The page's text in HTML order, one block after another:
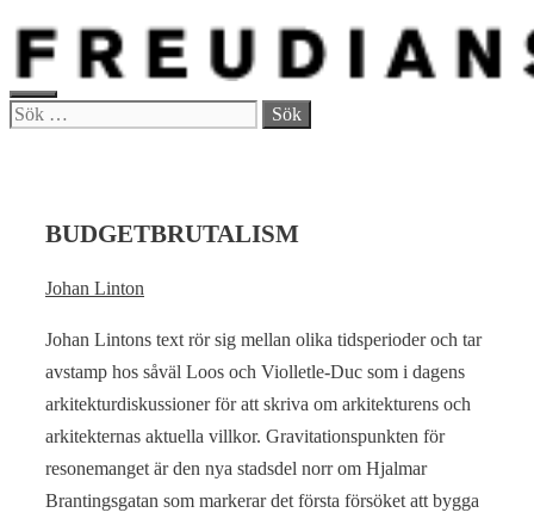
Hoppa
innehåll
MENY
Sök
BUDGETBRUTALISM
Johan Linton
Johan Lintons text rör sig mellan olika tidsperioder och tar
avstamp hos såväl Loos och Violletle-Duc som i dagens
arkitekturdiskussioner för att skriva om arkitekturens och
arkitekternas aktuella villkor. Gravitationspunkten för
resonemanget är den nya stadsdel norr om Hjalmar
Brantingsgatan som markerar det första försöket att bygga